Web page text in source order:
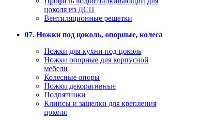
цоколя из ДСП
Вентиляционные решетки
07. Ножки под цоколь, опорные, колеса
Ножки для кухни под цоколь
Ножки опорные для корпусной
мебели
Колесные опоры
Ножки декоративные
Подпятники
Клипсы и защелки для крепления
цоколя